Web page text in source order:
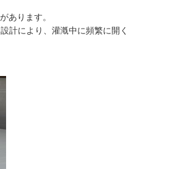
あります。
計により、灌漑中に頻繁に開く